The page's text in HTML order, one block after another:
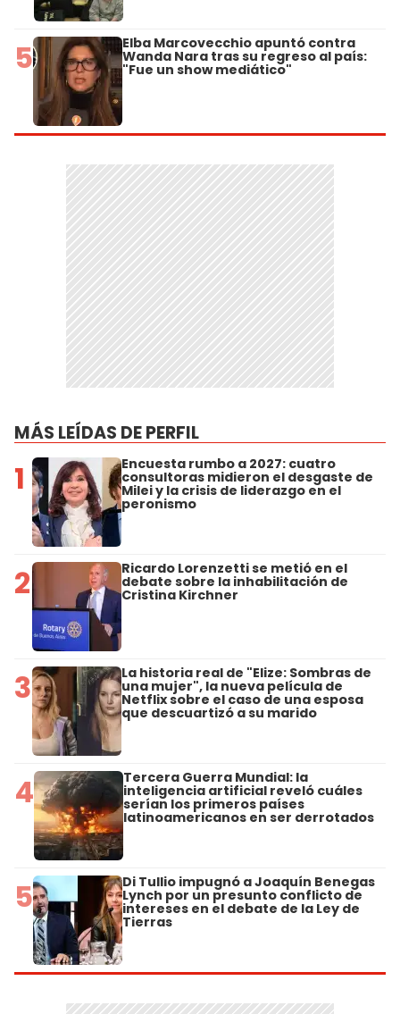
5 Elba Marcovecchio apuntó contra
Wanda Nara tras su regreso al país:
"Fue un show mediático"
MÁS LEÍDAS DE PERFIL
1 Encuesta rumbo a 2027: cuatro
consultoras midieron el desgaste de
Milei y la crisis de liderazgo en el
peronismo
2 Ricardo Lorenzetti se metió en el
debate sobre la inhabilitación de
Cristina Kirchner
3 La historia real de "Elize: Sombras de
una mujer", la nueva película de
Netflix sobre el caso de una esposa
que descuartizó a su marido
4 Tercera Guerra Mundial: la
inteligencia artificial reveló cuáles
serían los primeros países
latinoamericanos en ser derrotados
5 Di Tullio impugnó a Joaquín Benegas
Lynch por un presunto conflicto de
intereses en el debate de la Ley de
Tierras